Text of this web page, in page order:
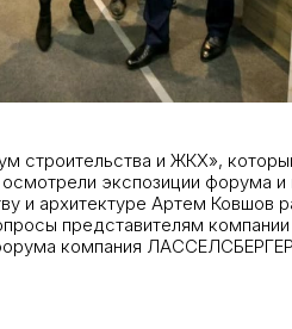
строительства и ЖКХ»,
экспозиции форума
и архитектуре Артем
представителям
компания